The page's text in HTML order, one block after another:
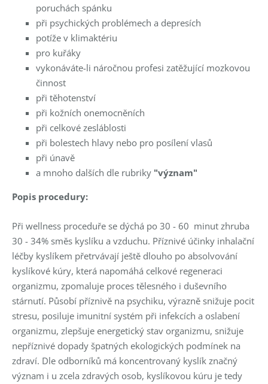
poruchách spánku
při psychických problémech a depresích
potíže v klimaktériu
pro kuřáky
vykonáváte-li náročnou profesi zatěžující mozkovou
činnost
při těhotenství
při kožních onemocněních
při celkové zesláblosti
při bolestech hlavy nebo pro posílení vlasů
při únavě
a mnoho dalších dle rubriky "význam"
Popis procedury:
Při wellness proceduře se dýchá po 30 - 60 minut zhruba
30 - 34% směs kyslíku a vzduchu. Příznivé účinky inhalační
léčby kyslíkem přetrvávají ještě dlouho po absolvování
kyslíkové kúry, která napomáhá celkové regeneraci
organizmu, zpomaluje proces tělesného i duševního
stárnutí. Působí příznivě na psychiku, výrazně snižuje pocit
stresu, posiluje imunitní systém při infekcích a oslabení
organizmu, zlepšuje energetický stav organizmu, snižuje
nepříznivé dopady špatných ekologických podmínek na
zdraví. Dle odborníků má koncentrovaný kyslík značný
význam i u zcela zdravých osob, kyslíkovou kúru je tedy